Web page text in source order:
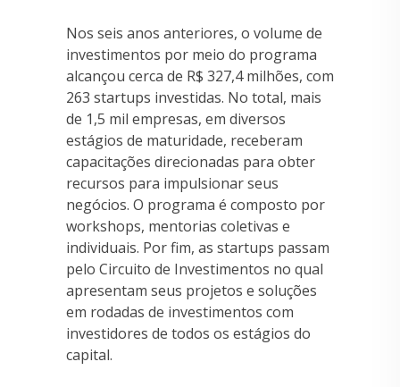
Nos seis anos anteriores, o volume de
investimentos por meio do programa
alcançou cerca de R$ 327,4 milhões, com
263 startups investidas. No total, mais
de 1,5 mil empresas, em diversos
estágios de maturidade, receberam
capacitações direcionadas para obter
recursos para impulsionar seus
negócios. O programa é composto por
workshops, mentorias coletivas e
individuais. Por fim, as startups passam
pelo Circuito de Investimentos no qual
apresentam seus projetos e soluções
em rodadas de investimentos com
investidores de todos os estágios do
capital.